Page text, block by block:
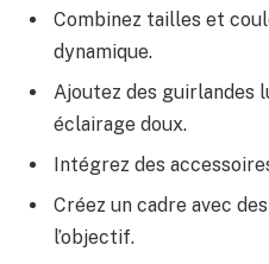
Combinez tailles et
dynamique.
Ajoutez des guirlandes
éclairage doux.
Intégrez des
Créez un cadre avec
l’objectif.